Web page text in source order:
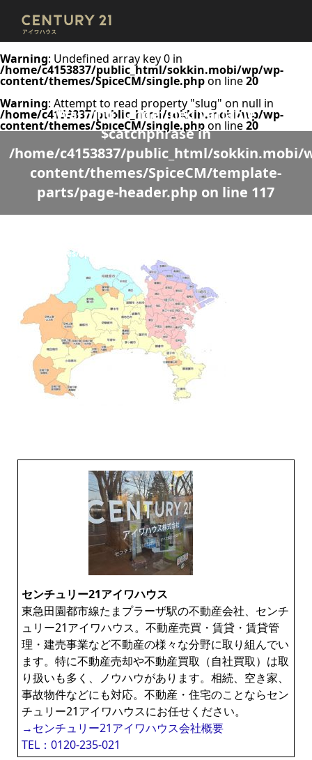
Warning: Undefined array key 0 in
/home/c4153837/public_html/sokkin.mobi/wp/wp-
content/themes/SpiceCM/single.phpon line20
Warning: Attempt to read property "slug" on null in
/home/c4153837/public_html/sokkin.mobi/wp/wp-
content/themes/SpiceCM/single.phpon line20
Warning: Undefined variable
$catchphrase in
/home/c4153837/public_html/sokkin.mobi/
content/themes/SpiceCM/template-
parts/page-header.php on line 117
content/themes/SpiceCM/template-parts/page-header.php
センチュリー21アイワハウス
東急田園都市線たまプラーザ駅の不動産会社、センチ
ュリー21アイワハウス。不動産売買・賃貸・賃貸管
理・建売事業など不動産の様々な分野に取り組んでい
ます。特に不動産売却や不動産買取（自社買取）は取
り扱いも多く、ノウハウがあります。相続、空き家、
事故物件などにも対応。不動産・住宅のことならセン
チュリー21アイワハウスにお任せください。
→センチュリー21アイワハウス会社概要
TEL：0120-235-021